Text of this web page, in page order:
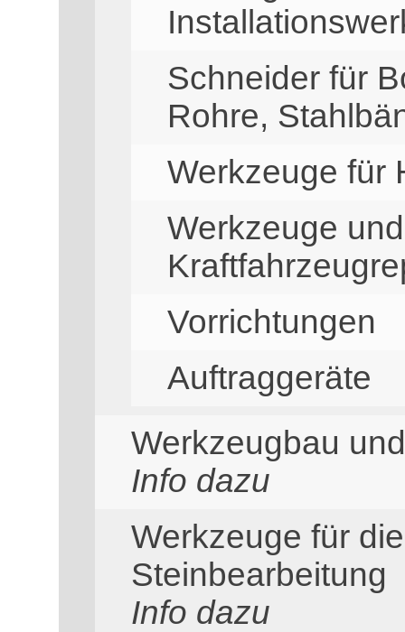
Schneider für
Rohre,
Werkzeuge für
Werkzeuge
Vorrichtungen
Auftraggeräte
Werkzeugbau
Info dazu
Werkzeuge für
Steinbearbeitung
Info dazu